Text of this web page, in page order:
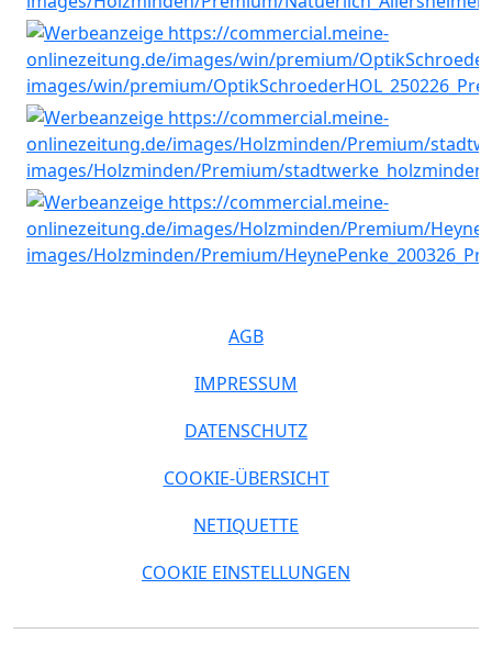
AGB
IMPRESSUM
DATENSCHUTZ
COOKIE-ÜBERSICHT
NETIQUETTE
COOKIE EINSTELLUNGEN